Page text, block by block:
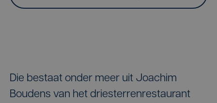
Die bestaat onder meer uit Joachim
Boudens van het driesterrenrestaurant